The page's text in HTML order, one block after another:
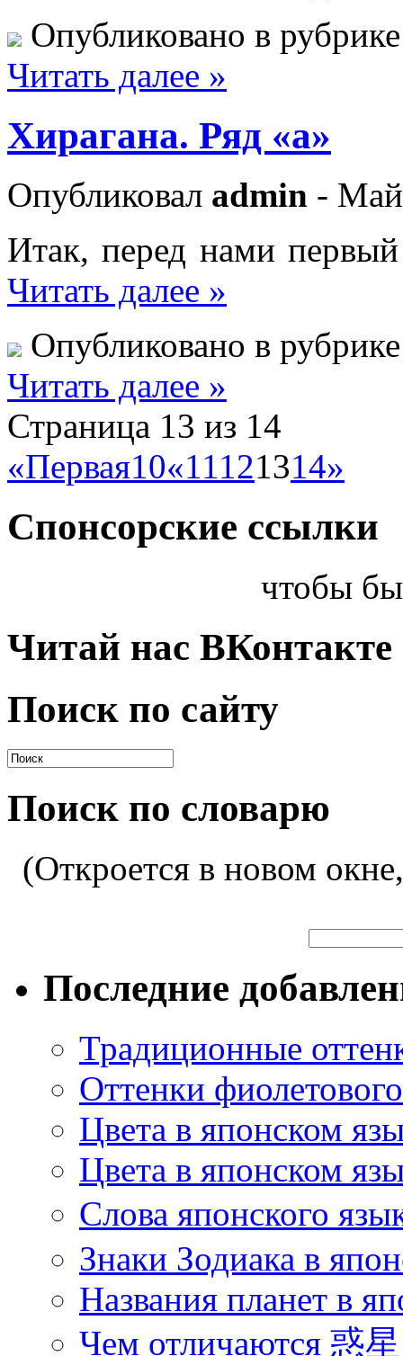
Опубликовано в
Читать далее »
Хирагана. Ряд «а»
Опубликовал admin -
Итак, перед нами
Читать далее »
Опубликовано в
Читать далее »
Страница 13 из 14
«Первая10«11121314»
Спонсорские ссылки
чтобы
Читай нас ВКонтакте
Поиск по сайту
Поиск по словарю
(Откроется в новом
Последние
Традиционные
Оттенки
Цвета в японском
Цвета в японском
Слова японского
Знаки Зодиака в
Названия планет в
Чем отличаются 惑